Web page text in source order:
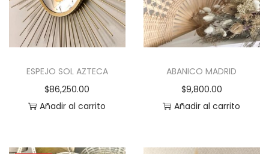
ESPEJO SOL AZTECA
$86,250.00
Añadir al carrito
ABANICO MADRID
$9,800.00
Añadir al carrito